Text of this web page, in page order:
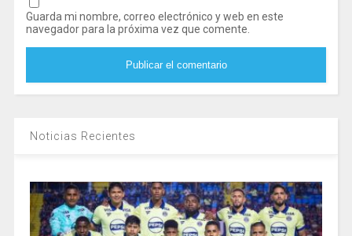
Guarda mi nombre, correo electrónico y web en este
navegador para la próxima vez que comente.
Noticias Recientes